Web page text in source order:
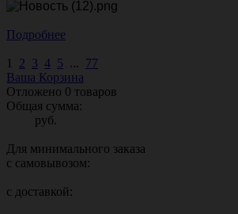
Подробнее
1 2 3 4 5 ... 77
Ваша Корзина
Отложено 0 товаров
Общая сумма:
руб.
Для минимального заказа
с самовывозом:
с доставкой: